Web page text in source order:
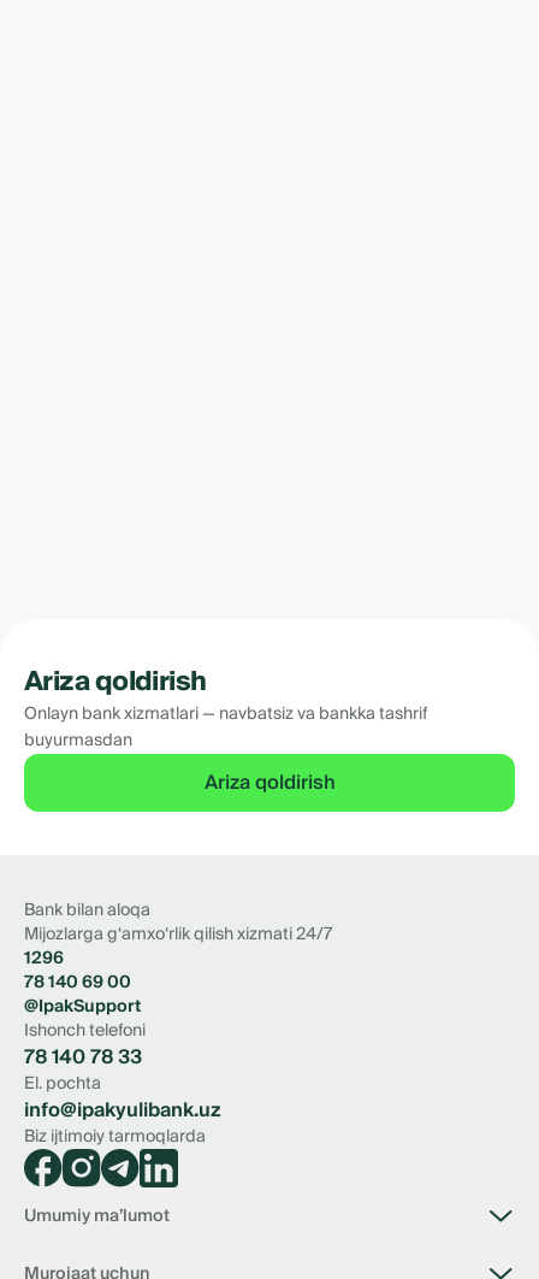
Ariza qoldirish
Onlayn bank xizmatlari — navbatsiz va bankka tashrif
buyurmasdan
Ariza qoldirish
Bank bilan aloqa
Mijozlarga g‘amxo‘rlik qilish xizmati 24/7
1296
78 140 69 00
@IpakSupport
Ishonch telefoni
78 140 78 33
El. pochta
info@ipakyulibank.uz
Biz ijtimoiy tarmoqlarda
Umumiy ma’lumot